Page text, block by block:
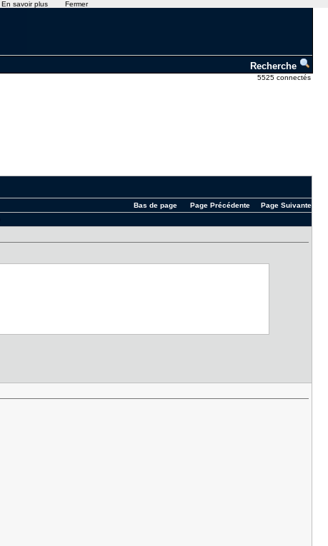
Recherche
5525 connectés
Page Suivante
Page Précédente
Bas de page
En savoir plus Fermer